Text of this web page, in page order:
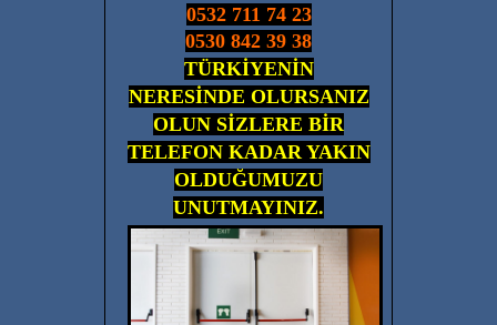
0532 711 74 23
0530 842 39 38
TÜRKİYENİN
NERESİNDE OLURSANIZ
OLUN SİZLERE BİR
TELEFON KADAR YAKIN
OLDUĞUMUZU
UNUTMAYINIZ.